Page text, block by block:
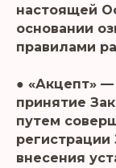
настоящей
основании
правилами
● «Акцепт»
принятие
путем
регистрации
внесения